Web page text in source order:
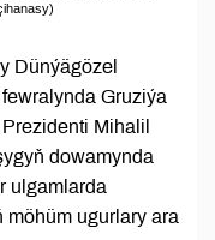
Dünýägözel
Gruziýa
Mihalil
dowamynda
ulgamlarda
möhüm ugurlary ara